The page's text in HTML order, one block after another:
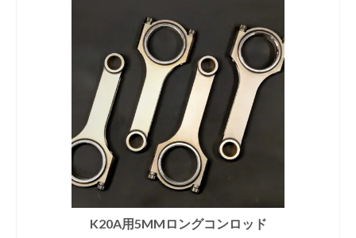
K20A用5MMロングコンロッド